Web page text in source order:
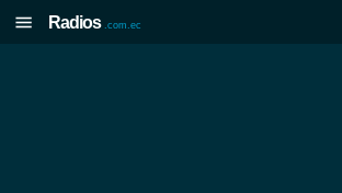
Radios .com.ec